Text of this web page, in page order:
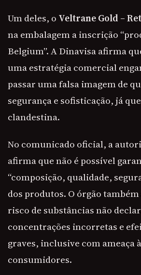
Um deles, o Veltrane Gold –
na embalagem a inscrição
Belgium”. A Dinavisa afirma
uma estratégia comercial
passar uma falsa imagem de
segurança e sofisticação, já
clandestina.
No comunicado oficial, a
afirma que não é possível
“composição, qualidade,
dos produtos. O órgão
risco de substâncias não
concentrações incorretas e
graves, inclusive com ameaça
consumidores.